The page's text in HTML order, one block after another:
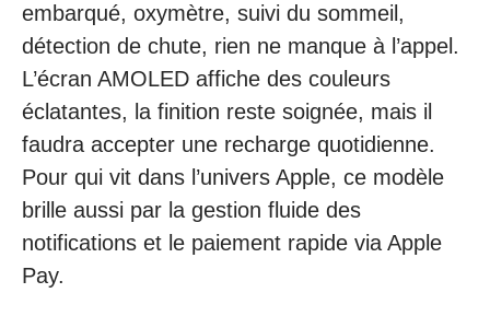
embarqué, oxymètre, suivi du sommeil,
détection de chute, rien ne manque à l’appel.
L’écran AMOLED affiche des couleurs
éclatantes, la finition reste soignée, mais il
faudra accepter une recharge quotidienne.
Pour qui vit dans l’univers Apple, ce modèle
brille aussi par la gestion fluide des
notifications et le paiement rapide via Apple
Pay.